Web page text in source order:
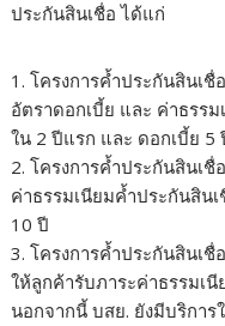
ประกันสินเชื่อ ได้แก่
1. โครงการค้ำประกันสินเ
อัตราดอกเบี้ย และ ค่าธรร
ใน 2 ปีแรก และ ดอกเบี้ย 5
2. โครงการค้ำประกันสินเชื่
ค่าธรรมเนียมค้ำประกันสิน
10 ปี
3. โครงการค้ำประกันสินเ
ให้ลูกค้ารับภาระค่าธรรมเ
นอกจากนี้ บสย. ยังมีบริการ